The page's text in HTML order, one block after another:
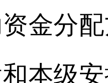
金分
本级